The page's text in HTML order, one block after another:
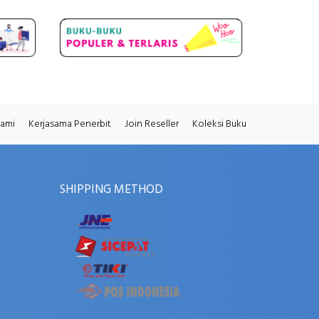
Kerjasama Penerbit Join Reseller Koleksi Buku
SHIPPING METHOD